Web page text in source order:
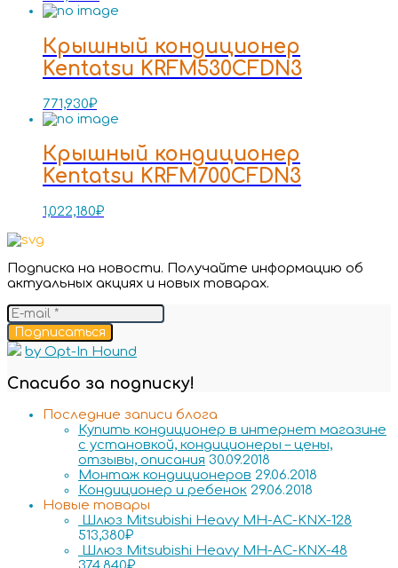
Крышный кондиционер
Kentatsu KRFM530CFDN3
771,930₽
Крышный кондиционер
Kentatsu KRFM700CFDN3
1,022,180₽
Подписка на новости. Получайте информацию об
актуальных акциях и новых товарах.
Подписаться
by Opt-In Hound
Спасибо за подписку!
Последние записи блога
Купить кондиционер в интернет магазине
с установкой, кондиционеры – цены,
отзывы, описания 30.09.2018
Монтаж кондиционеров 29.06.2018
Кондиционер и ребенок 29.06.2018
Новые товары
Шлюз Mitsubishi Heavy MH-AC-KNX-128
513,380₽
Шлюз Mitsubishi Heavy MH-AC-KNX-48